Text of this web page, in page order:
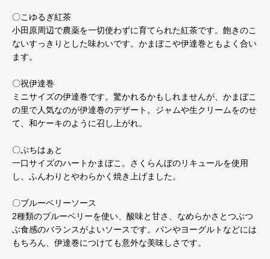
〇こゆるぎ紅茶
小田原周辺で農薬を一切使わずに育てられた紅茶です。飽きのこ
ないすっきりとした味わいです。かまぼこや伊達巻ともよく合い
ます。
〇祝伊達巻
ミニサイズの伊達巻です。驚かれるかもしれませんが、かまぼこ
の里で人気なのが伊達巻のデザート。ジャムや生クリームをのせ
て、和ケーキのように召し上がれ。
〇ぷちはぁと
一口サイズのハートかまぼこ。さくらんぼのリキュールを使用
し、ふんわりとやわらかく焼き上げました。
〇ブルーベリーソース
2種類のブルーベリーを使い、酸味と甘さ、なめらかさとつぶつ
ぶ食感のバランスがよいソースです。パンやヨーグルトなどには
もちろん、伊達巻につけても意外な美味しさです。